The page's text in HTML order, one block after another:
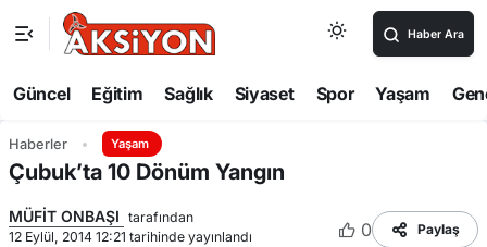
Haber Ara
Güncel Eğitim Sağlık Siyaset Spor Yaşam
Haberler Yaşam
Çubuk’ta 10 Dönüm Yangın
MÜFİT ONBAŞI tarafından
12 Eylül, 2014 12:21 tarihinde yayınlandı
0 Paylaş